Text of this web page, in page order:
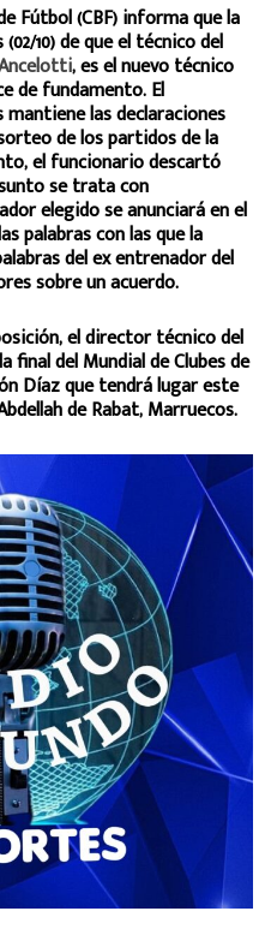
Fútbol (CBF) informa que la
10) de que el técnico del
, es el nuevo técnico
de fundamento. El
las declaraciones
de los partidos de la
el funcionario descartó
se trata con
elegido se anunciará en el
palabras con las que la
del ex entrenador del
sobre un acuerdo.
el director técnico del
del Mundial de Clubes de
Díaz que tendrá lugar este
de Rabat, Marruecos.